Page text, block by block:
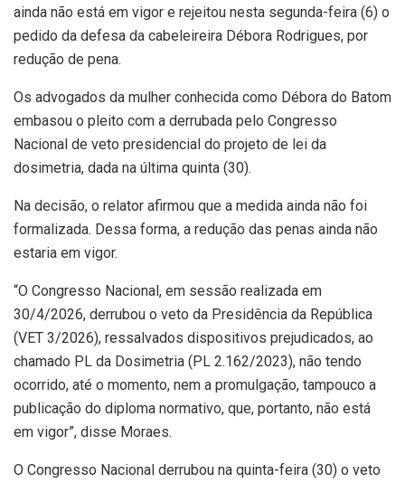
ainda não está em vigor e rejeitou nesta segunda-feira (6) o
pedido da defesa da cabeleireira Débora Rodrigues, por
redução de pena.
Os advogados da mulher conhecida como Débora do Batom
embasou o pleito com a derrubada pelo Congresso
Nacional de veto presidencial do projeto de lei da
dosimetria, dada na última quinta (30).
Na decisão, o relator afirmou que a medida ainda não foi
formalizada. Dessa forma, a redução das penas ainda não
estaria em vigor.
“O Congresso Nacional, em sessão realizada em
30/4/2026, derrubou o veto da Presidência da República
(VET 3/2026), ressalvados dispositivos prejudicados, ao
chamado PL da Dosimetria (PL 2.162/2023), não tendo
ocorrido, até o momento, nem a promulgação, tampouco a
publicação do diploma normativo, que, portanto, não está
em vigor”, disse Moraes.
O Congresso Nacional derrubou na quinta-feira (30) o veto